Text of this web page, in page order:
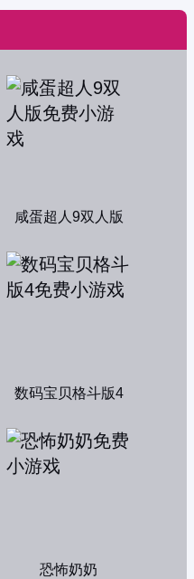
咸蛋超人9双人版
数码宝贝格斗版4
恐怖奶奶